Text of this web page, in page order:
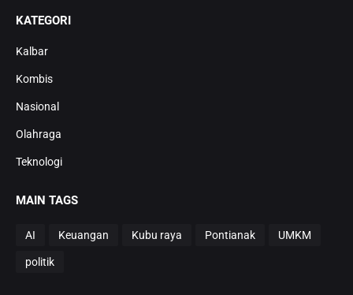
KATEGORI
Kalbar
Kombis
Nasional
Olahraga
Teknologi
MAIN TAGS
AI Keuangan Kubu raya Pontianak UMKM
politik